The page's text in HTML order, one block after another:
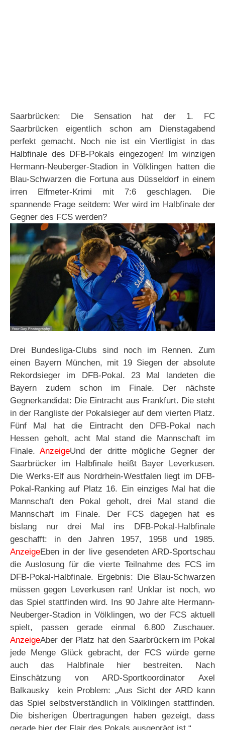
Saarbrücken: Die Sensation hat der 1. FC
Saarbrücken eigentlich schon am Dienstagabend
perfekt gemacht. Noch nie ist ein Viertligist in das
Halbfinale des DFB-Pokals eingezogen! Im winzigen
Hermann-Neuberger-Stadion in Völklingen hatten die
Blau-Schwarzen die Fortuna aus Düsseldorf in einem
irren Elfmeter-Krimi mit 7:6 geschlagen. Die
spannende Frage seitdem: Wer wird im Halbfinale der
Gegner des FCS werden?
Drei Bundesliga-Clubs sind noch im Rennen. Zum
einen Bayern München, mit 19 Siegen der absolute
Rekordsieger im DFB-Pokal. 23 Mal landeten die
Bayern zudem schon im Finale. Der nächste
Gegnerkandidat: Die Eintracht aus Frankfurt. Die steht
in der Rangliste der Pokalsieger auf dem vierten Platz.
Fünf Mal hat die Eintracht den DFB-Pokal nach
Hessen geholt, acht Mal stand die Mannschaft im
Finale.AnzeigeUnd der dritte mögliche Gegner der
Saarbrücker im Halbfinale heißt Bayer Leverkusen.
Die Werks-Elf aus Nordrhein-Westfalen liegt im DFB-
Pokal-Ranking auf Platz 16. Ein einziges Mal hat die
Mannschaft den Pokal geholt, drei Mal stand die
Mannschaft im Finale. Der FCS dagegen hat es
bislang nur drei Mal ins DFB-Pokal-Halbfinale
geschafft: in den Jahren 1957, 1958 und 1985.
AnzeigeEben in der live gesendeten ARD-Sportschau
die Auslosung für die vierte Teilnahme des FCS im
DFB-Pokal-Halbfinale. Ergebnis: Die Blau-Schwarzen
müssen gegen Leverkusen ran! Unklar ist noch, wo
das Spiel stattfinden wird. Ins 90 Jahre alte Hermann-
Neuberger-Stadion in Völklingen, wo der FCS aktuell
spielt, passen gerade einmal 6.800 Zuschauer.
AnzeigeAber der Platz hat den Saarbrückern im Pokal
jede Menge Glück gebracht, der FCS würde gerne
auch das Halbfinale hier bestreiten. Nach
Einschätzung von ARD-Sportkoordinator Axel
Balkausky kein Problem: „Aus Sicht der ARD kann
das Spiel selbstverständlich in Völklingen stattfinden.
Die bisherigen Übertragungen haben gezeigt, dass